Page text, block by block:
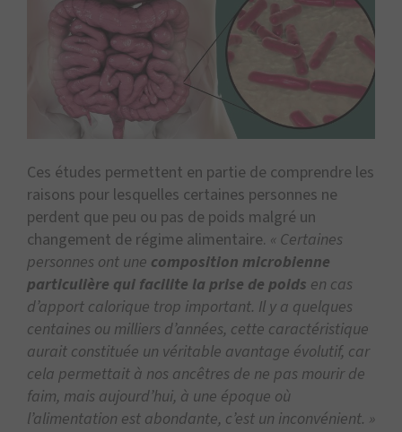
Ces études permettent en partie de comprendre les
raisons pour lesquelles certaines personnes ne
perdent que peu ou pas de poids malgré un
changement de régime alimentaire. « Certaines
personnes ont une composition microbienne
particulière qui facilite la prise de poids en cas
d’apport calorique trop important. Il y a quelques
centaines ou milliers d’années, cette caractéristique
aurait constituée un véritable avantage évolutif, car
cela permettait à nos ancêtres de ne pas mourir de
faim, mais aujourd’hui, à une époque où
l’alimentation est abondante, c’est un inconvénient. »